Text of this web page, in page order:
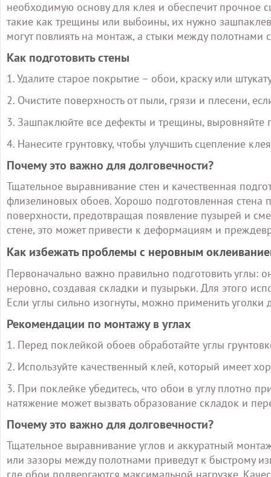
необходимую основу для клея и обеспечит прочное
такие как трещины или выбоины, их нужно
могут повлиять на монтаж, а стыки между полотнами
Как подготовить стены
1. Удалите старое покрытие – обои, краску или
2. Очистите поверхность от пыли, грязи и плесени,
3. Зашпаклюйте все дефекты и трещины, выровняйте
4. Нанесите грунтовку, чтобы улучшить сцепление
Почему это важно для долговечности?
Тщательное выравнивание стен и качественная
флизелиновых обоев. Хорошо подготовленная стена
поверхности, предотвращая появление пузырей и
стене, это может привести к деформациям и
Как избежать проблемы с неровным
Первоначально важно правильно подготовить углы:
неровно, создавая складки и пузырьки. Для этого
Если углы сильно изогнуты, можно применить
Рекомендации по монтажу в углах
1. Перед поклейкой обоев обработайте углы
2. Используйте качественный клей, который имеет
3. При поклейке убедитесь, что обои в углу плотно
натяжение может вызвать образование складок и
Почему это важно для долговечности?
Тщательное выравнивание углов и аккуратный
или зазоры между полотнами приведут к быстрому